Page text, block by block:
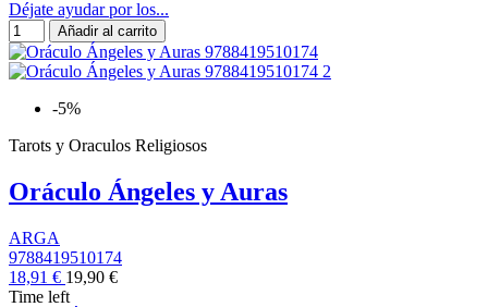
Déjate ayudar por los...
Añadir al carrito
-5%
Tarots y Oraculos Religiosos
Oráculo Ángeles y Auras
ARGA
9788419510174
18,91 € 19,90 €
Time left